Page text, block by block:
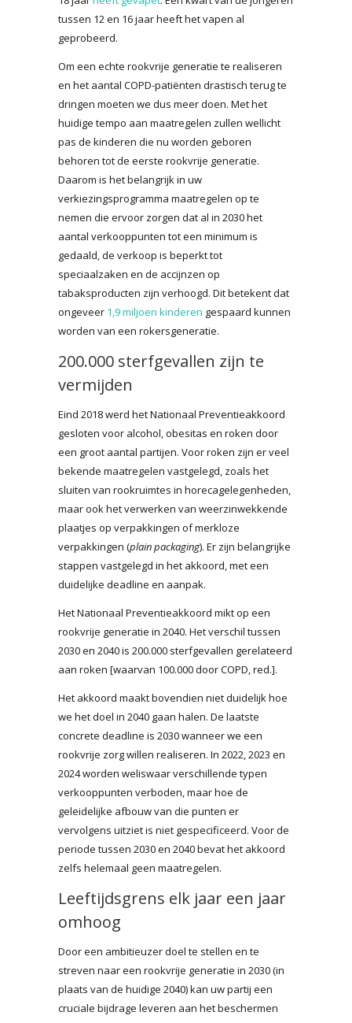
tussen 12 en 16 jaar heeft het vapen al
geprobeerd.
Om een echte rookvrije generatie te realiseren
en het aantal COPD-patiënten drastisch terug te
dringen moeten we dus meer doen. Met het
huidige tempo aan maatregelen zullen wellicht
pas de kinderen die nu worden geboren
behoren tot de eerste rookvrije generatie.
Daarom is het belangrijk in uw
verkiezingsprogramma maatregelen op te
nemen die ervoor zorgen dat al in 2030 het
aantal verkooppunten tot een minimum is
gedaald, de verkoop is beperkt tot
speciaalzaken en de accijnzen op
tabaksproducten zijn verhoogd. Dit betekent dat
ongeveer 1,9 miljoen kinderen gespaard kunnen
worden van een rokersgeneratie.
200.000 sterfgevallen zijn te
vermijden
Eind 2018 werd het Nationaal Preventieakkoord
gesloten voor alcohol, obesitas en roken door
een groot aantal partijen. Voor roken zijn er veel
bekende maatregelen vastgelegd, zoals het
sluiten van rookruimtes in horecagelegenheden,
maar ook het verwerken van weerzinwekkende
plaatjes op verpakkingen of merkloze
verpakkingen (plain packaging). Er zijn belangrijke
stappen vastgelegd in het akkoord, met een
duidelijke deadline en aanpak.
Het Nationaal Preventieakkoord mikt op een
rookvrije generatie in 2040. Het verschil tussen
2030 en 2040 is 200.000 sterfgevallen gerelateerd
aan roken [waarvan 100.000 door COPD, red.].
Het akkoord maakt bovendien niet duidelijk hoe
we het doel in 2040 gaan halen. De laatste
concrete deadline is 2030 wanneer we een
rookvrije zorg willen realiseren. In 2022, 2023 en
2024 worden weliswaar verschillende typen
verkooppunten verboden, maar hoe de
geleidelijke afbouw van die punten er
vervolgens uitziet is niet gespecificeerd. Voor de
periode tussen 2030 en 2040 bevat het akkoord
zelfs helemaal geen maatregelen.
Leeftijdsgrens elk jaar een jaar
omhoog
Door een ambitieuzer doel te stellen en te
streven naar een rookvrije generatie in 2030 (in
plaats van de huidige 2040) kan uw partij een
cruciale bijdrage leveren aan het beschermen